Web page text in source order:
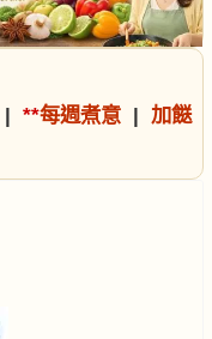
| **每週煮意 | 加餸